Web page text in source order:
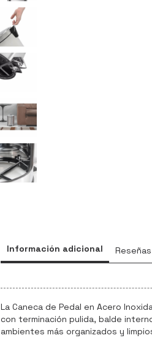
Información adicional Reseñas
La Caneca de Pedal en Acero
con terminación pulida, balde
ambientes más organizados y